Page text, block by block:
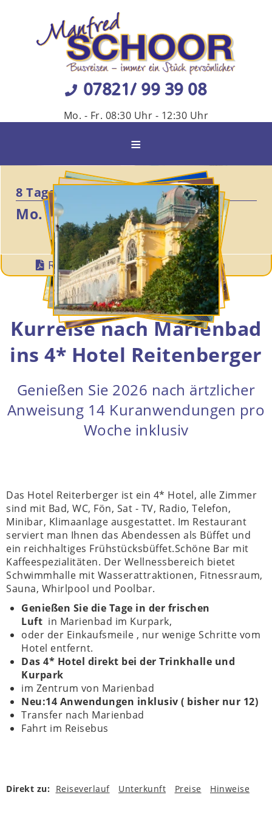
07821/ 99 39 08
Mo. - Fr. 08:30 Uhr - 12:30 Uhr
≡
8 Tage
Mo. 16.11. - Mo. 23.11.2026
 Reise-PDF Termin
Kurreise nach Marienbad
ins 4* Hotel Reitenberger
Genießen Sie 2026 nach ärtzlicher
Anweisung 14 Kuranwendungen pro
Woche inklusiv
Das Hotel Reiterberger ist ein 4* Hotel, alle Zimmer
sind mit Bad, WC, Fön, Sat - TV, Radio, Telefon,
Minibar, Klimaanlage ausgestattet. Im Restaurant
serviert man Ihnen das Abendessen als Büffet und
ein reichhaltiges Frühstücksbüffet.Schöne Bar mit
Kaffeespezialitäten. Der Wellnessbereich bietet
Schwimmhalle mit Wasserattraktionen, Fitnessraum,
Sauna, Whirlpool und Poolbar.
Genießen Sie die Tage in der frischen
Luft in Marienbad im Kurpark,
oder der Einkaufsmeile , nur wenige Schritte vom
Hotel entfernt.
Das 4* Hotel direkt bei der Trinkhalle und
Kurpark
im Zentrum von Marienbad
Neu:14 Anwendungen inklusiv ( bisher nur 12)
Transfer nach Marienbad
Fahrt im Reisebus
Direkt zu: Reiseverlauf Unterkunft Preise Hinweise